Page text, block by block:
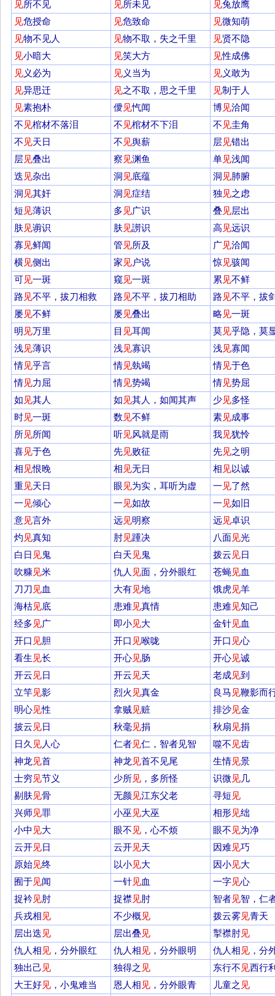
见所不见 见所未见 见兔放鹰
见危授命 见危致命 见微知萌
见物不见人 见物不取，失之千里 见贤不隐
见小暗大 见笑大方 见性成佛
见义必为 见义当为 见义敢为
见异思迁 见之不取，思之千里 见制于人
见素抱朴 僾见忾闻 博见洽闻
不 见棺材不落泪 不 见棺材不下泪 不 见圭角
不 见天日 不 见舆薪 层见错出
层见叠出 察 见渊鱼 单见浅闻
迭 见杂出 洞 见底蕴 洞 见肺腑
洞 见其奸 洞 见症结 独 见之虑
短 见薄识 多 见广识 叠见层出
肤见谫识 肤见謭识 高 见远识
寡见鲜闻 管 见所及 广见洽闻
横见侧出 家 见户说 惊见骇闻
可见一斑 窥 见一斑 累 见不鲜
路 见不平，拔刀相救 路 见不平，拔刀相助 路 见不平，拔
屡 见不鲜 屡 见叠出 略见一斑
明 见万里 目 见耳闻 莫见乎隐，莫
浅见薄识 浅见寡识 浅见寡闻
情见乎言 情见埶竭 情见于色
情见力屈 情见势竭 情见势屈
如 见其人 如 见其人，如闻其声 少见多怪
时见一斑 数 见不鲜 素见成事
所见所闻 听见风就是雨 我见犹怜
喜见于色 先见败征 先见之明
相 见恨晚 相 见无日 相 见以诚
重见天日 眼 见为实，耳听为虚 一 见了然
一 见倾心 一 见如故 一 见如旧
意见言外 远见明察 远见卓识
灼 见真知 肘见踵决 八面 见光
白日 见鬼 白天 见鬼 拨云 见日
吹糠见米 仇人 见面，分外眼红 苍蝇 见血
刀刀 见血 大有见地 饿虎见羊
海枯见底 患难见真情 患难见知己
经多 见广 即小见大 金针见血
开口 见胆 开口 见喉咙 开口 见心
看生 见长 开心见肠 开心见诚
开云 见日 开云 见天 老成见到
立竿见影 烈火 见真金 良马 见鞭影而
明心见性 拿贼见赃 排沙见金
披云 见日 秋毫见捐 秋扇 见捐
日久 见人心 仁者见仁，智者见智 噬不 见齿
神龙 见首 神龙 见首不见尾 生情见景
士穷见节义 少所见 ，多所怪 识微 见几
剔肤见骨 无颜 见江东父老 寻短 见
兴师见罪 小巫 见大巫 相形见绌
小中 见大 眼不 见 ，心不烦 眼不 见为净
云开见日 云开见天 因难见巧
原始见终 以小见大 因小见大
囿于见闻 一针见血 一字见心
捉衿见肘 捉襟见肘 智者见智，仁
兵戎相 见 不少概见 拨云雾见青天
层出迭 见 层出叠见 掣襟肘见
仇人相 见 ，分外眼红 仇人相 见 ，分外眼明 仇人相 见 ，分
独出己 见 独得之 见 东行不 见西行
大王好见 ，小鬼难当 恩人相 见 ，分外眼青 儿童之 见